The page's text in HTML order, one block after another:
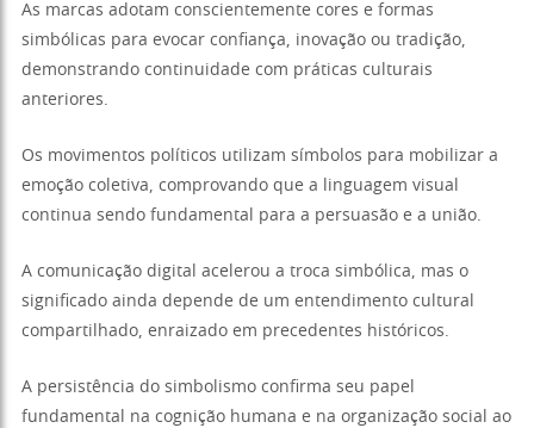
As marcas adotam conscientemente cores e formas
simbólicas para evocar confiança, inovação ou tradição,
demonstrando continuidade com práticas culturais
anteriores.
Os movimentos políticos utilizam símbolos para mobilizar a
emoção coletiva, comprovando que a linguagem visual
continua sendo fundamental para a persuasão e a união.
A comunicação digital acelerou a troca simbólica, mas o
significado ainda depende de um entendimento cultural
compartilhado, enraizado em precedentes históricos.
A persistência do simbolismo confirma seu papel
fundamental na cognição humana e na organização social ao